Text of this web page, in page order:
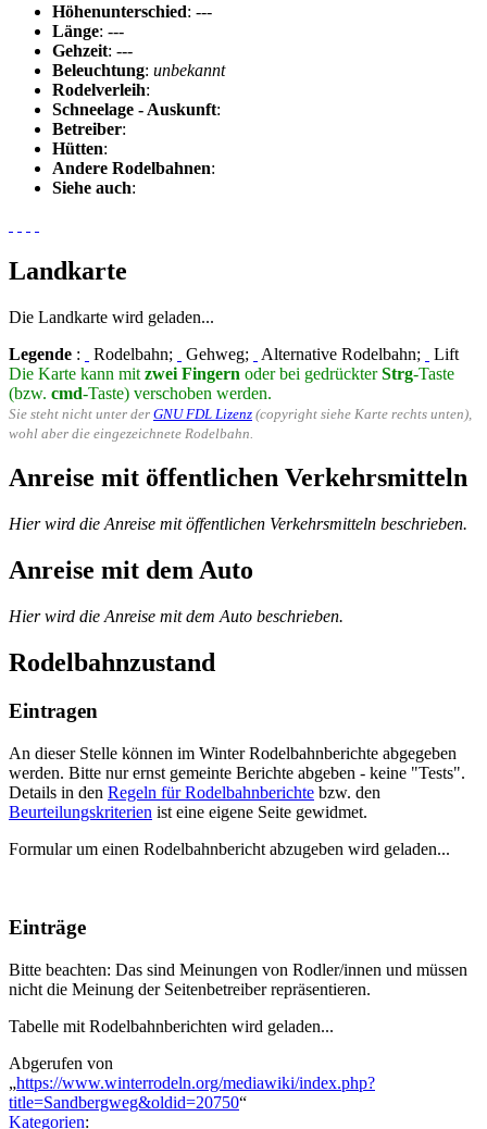
Höhenunterschied: ---
Länge: ---
Gehzeit: ---
Beleuchtung: unbekannt
Rodelverleih:
Schneelage - Auskunft:
Betreiber:
Hütten:
Andere Rodelbahnen:
Siehe auch:
Landkarte
Die Landkarte wird geladen...
Legende : Rodelbahn; Gehweg; Alternative Rodelbahn;
Lift
Die Karte kann mit zwei Fingern oder bei gedrückterStrg-Taste
(bzw. cmd-Taste) verschoben werden.
Sie steht nicht unter der GNU FDL Lizenz (copyright siehe Karte rechts unten),
wohl aber die eingezeichnete Rodelbahn.
Anreise mit öffentlichen Verkehrsmitteln
Hier wird die Anreise mit öffentlichen Verkehrsmitteln beschrieben.
Anreise mit dem Auto
Hier wird die Anreise mit dem Auto beschrieben.
Rodelbahnzustand
Eintragen
An dieser Stelle können im Winter Rodelbahnberichte abgegeben
werden. Bitte nur ernst gemeinte Berichte abgeben - keine "Tests".
Details in den Regeln für Rodelbahnberichte bzw. den
Beurteilungskriterien ist eine eigene Seite gewidmet.
Formular um einen Rodelbahnbericht abzugeben wird geladen...
Einträge
Bitte beachten: Das sind Meinungen von Rodler/innen und müssen
nicht die Meinung der Seitenbetreiber repräsentieren.
Tabelle mit Rodelbahnberichten wird geladen...
Abgerufen von
„https://www.winterrodeln.org/mediawiki/index.php?
title=Sandbergweg&oldid=20750“
Kategorien: